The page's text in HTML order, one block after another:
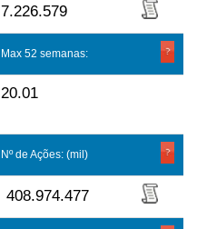
7.226.579
Max 52 semanas:
20.01
Nº de Ações: (mil)
408.974.477